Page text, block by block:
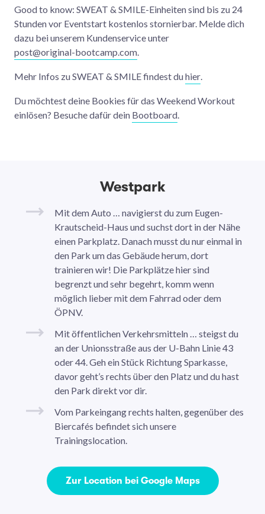
Good to know: SWEAT & SMILE-Einheiten sind bis zu 24
Stunden vor Eventstart kostenlos stornierbar. Melde dich
dazu bei unserem Kundenservice unter
post@original-bootcamp.com.
Mehr Infos zu SWEAT & SMILE findest duhier.
Du möchtest deine Bookies für das Weekend Workout
einlösen? Besuche dafür dein Bootboard.
Westpark
Mit dem Auto … navigierst du zum Eugen-
Krautscheid-Haus und suchst dort in der Nähe
einen Parkplatz. Danach musst du nur einmal in
den Park um das Gebäude herum, dort
trainieren wir! Die Parkplätze hier sind
begrenzt und sehr begehrt, komm wenn
möglich lieber mit dem Fahrrad oder dem
ÖPNV.
Mit öffentlichen Verkehrsmitteln … steigst du
an der Unionsstraße aus der U-Bahn Linie 43
oder 44. Geh ein Stück Richtung Sparkasse,
davor geht’s rechts über den Platz und du hast
den Park direkt vor dir.
Vom Parkeingang rechts halten, gegenüber des
Biercafés befindet sich unsere
Trainingslocation.
Zur Location bei Google Maps